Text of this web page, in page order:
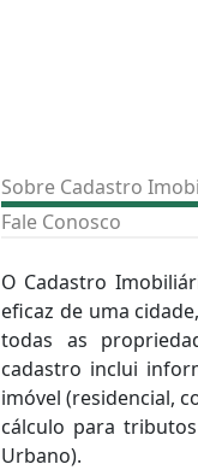
Sobre Cadastro
Fale Conosco
O Cadastro
eficaz de uma
todas as
cadastro inclui
imóvel (residencial,
cálculo para
Urbano).